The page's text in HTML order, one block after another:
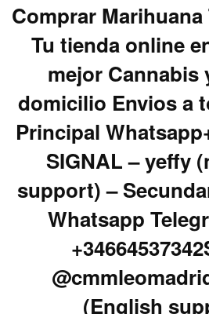
Comprar
Tu tienda online
mejor Cannabis
domicilio Envios a
Principal
SIGNAL – yeffy
support) –
Whatsapp
(English